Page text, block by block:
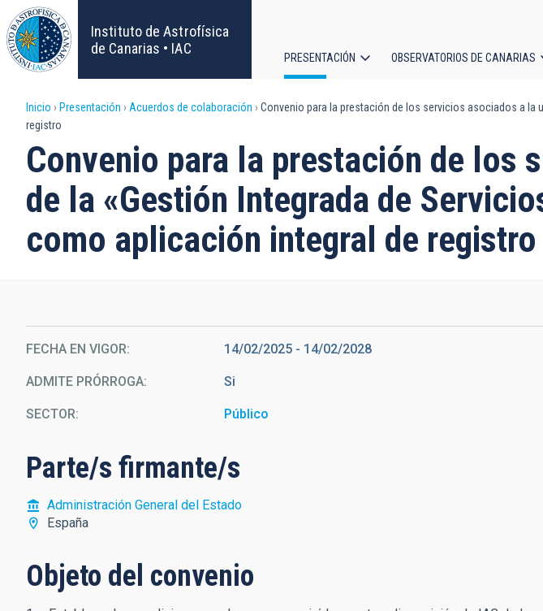
Pasar
al
contenido
principal
Instituto de Astrofísica
de Canarias • IAC
Navegación
principal
PRESENTACIÓN OBSERVATORIOS DE CANARIAS
Sobrescribir
enlaces
de
ayuda
a
navegación
Inicio Presentación Acuerdos de colaboración
Convenio para la prestación de los servicios asociados a la
registro
Convenio para la prestación de
de la «Gestión Integrada de
como aplicación integral de registro
FECHA EN VIGOR 14/02/2025 - 14/02/2028
ADMITE PRÓRROGA Si
SECTOR Público
Parte/s firmante/s
Administración General del Estado
España
Objeto del convenio